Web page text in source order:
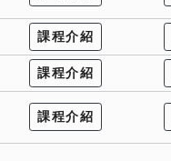
課程介紹
課程介紹
課程介紹